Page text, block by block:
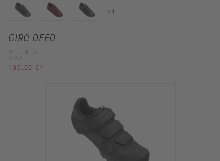
+ 1
GIRO DEED
Giro Bike
UVP
130,00 € *